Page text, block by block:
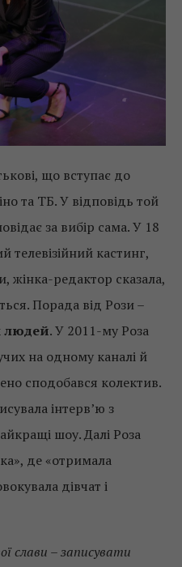
що вступає до
та ТБ. У відповідь той
за вибір сама. У 18
телевізійний кастинг,
жінка-редактор сказала,
Порада від Рози –
людей. У 2011-му Роза
на одному каналі й
сподобався колектив.
інтерв’ю з
шоу. Далі Роза
де «отримала
дівчат і
слави – записувати